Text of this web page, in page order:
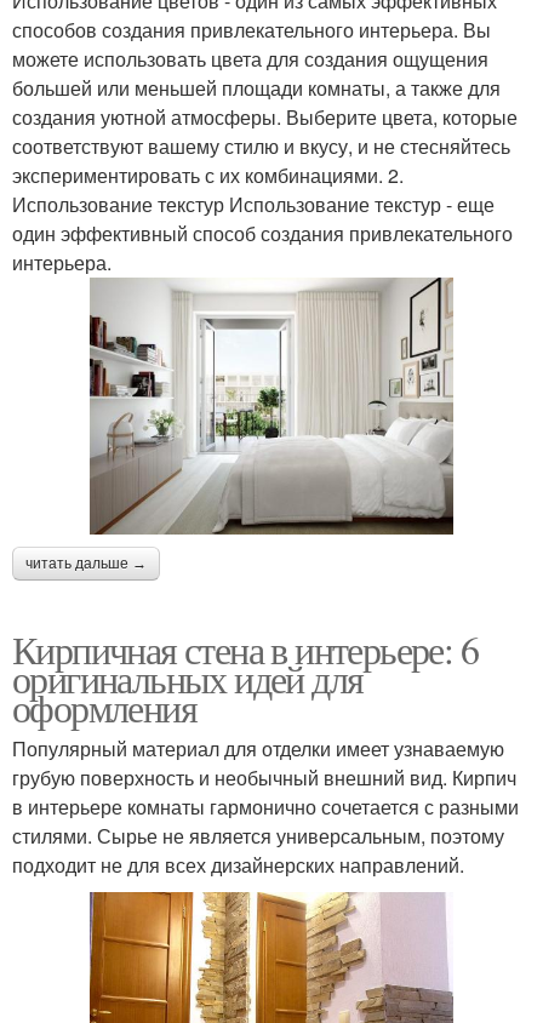
способов создания привлекательного интерьера. Вы
можете использовать цвета для создания ощущения
большей или меньшей площади комнаты, а также для
создания уютной атмосферы. Выберите цвета, которые
соответствуют вашему стилю и вкусу, и не стесняйтесь
экспериментировать с их комбинациями. 2.
Использование текстур Использование текстур - еще
один эффективный способ создания привлекательного
интерьера.
читать дальше →
Кирпичная стена в интерьере: 6
оригинальных идей для
оформления
Популярный материал для отделки имеет узнаваемую
грубую поверхность и необычный внешний вид. Кирпич
в интерьере комнаты гармонично сочетается с разными
стилями. Сырье не является универсальным, поэтому
подходит не для всех дизайнерских направлений.